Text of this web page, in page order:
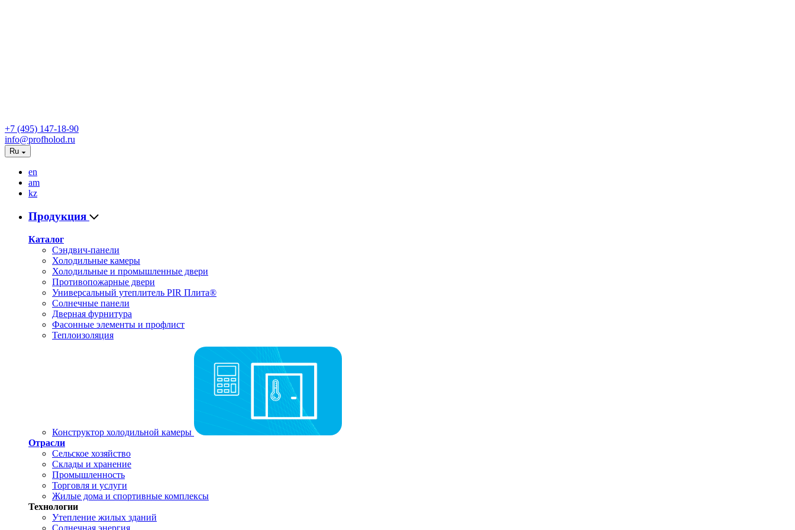
+7 (495) 147-18-90
info@profholod.ru
Ru
en
am
kz
Продукция
Каталог
Сэндвич-панели
Холодильные камеры
Холодильные и промышленные двери
Противопожарные двери
Универсальный утеплитель PIR Плита®
Солнечные панели
Дверная фурнитура
Фасонные элементы и профлист
Теплоизоляция
Конструктор холодильной камеры
Отрасли
Сельское хозяйство
Склады и хранение
Промышленность
Торговля и услуги
Жилые дома и спортивные комплексы
Технологии
Утепление жилых зданий
Солнечная энергия